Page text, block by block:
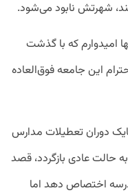
شهرتش نابود می‌شود.
امیدوارم که با گذشت
این جامعه‌ فوق‌العاده
دوران تعطیلات مدارس
حالت عادی بازگردد، قصد
اختصاص دهد اما